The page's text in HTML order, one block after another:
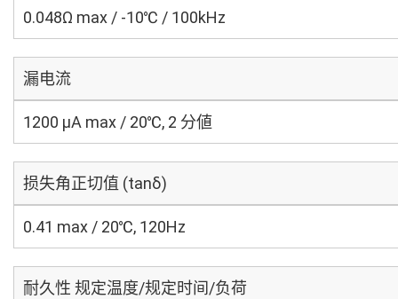
0.048Ω max / -10℃ / 100kHz
漏电流
1200 μA max / 20℃, 2 分値
损失角正切值 (tanδ)
0.41 max / 20℃, 120Hz
耐久性 规定温度/规定时间/负荷